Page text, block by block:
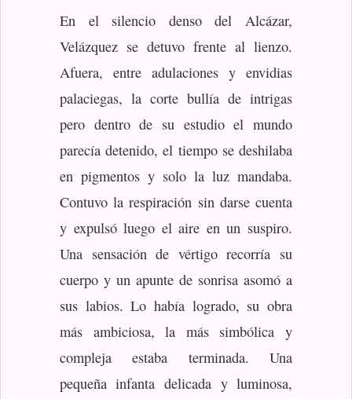
En el silencio denso del Alcázar,
Velázquez se detuvo frente al lienzo.
Afuera, entre adulaciones y envidias
palaciegas, la corte bullía de intrigas
pero dentro de su estudio el mundo
parecía detenido, el tiempo se deshilaba
en pigmentos y solo la luz mandaba.
Contuvo la respiración sin darse cuenta
y expulsó luego el aire en un suspiro.
Una sensación de vértigo recorría su
cuerpo y un apunte de sonrisa asomó a
sus labios. Lo había logrado, su obra
más ambiciosa, la más simbólica y
compleja estaba terminada. Una
pequeña infanta delicada y luminosa,